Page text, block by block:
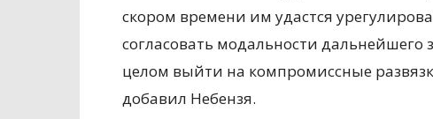
скором времени им удастся
согласовать модальности
целом выйти на компромиссные
добавил Небензя.